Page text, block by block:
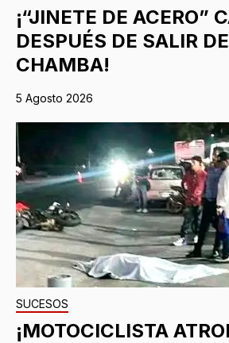
¡“JINETE DE ACERO”
DESPUÉS DE SALIR
CHAMBA!
5 Agosto 2026
SUCESOS
¡MOTOCICLISTA